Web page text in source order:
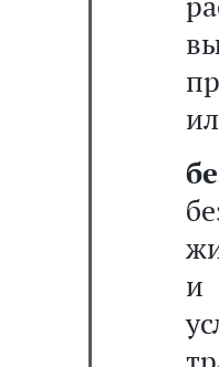
и